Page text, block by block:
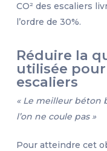
CO² des escaliers
l’ordre de 30%.
Réduire la
utilisée
escaliers
« Le meilleur béton
l’on ne coule pas »
Pour atteindre cet